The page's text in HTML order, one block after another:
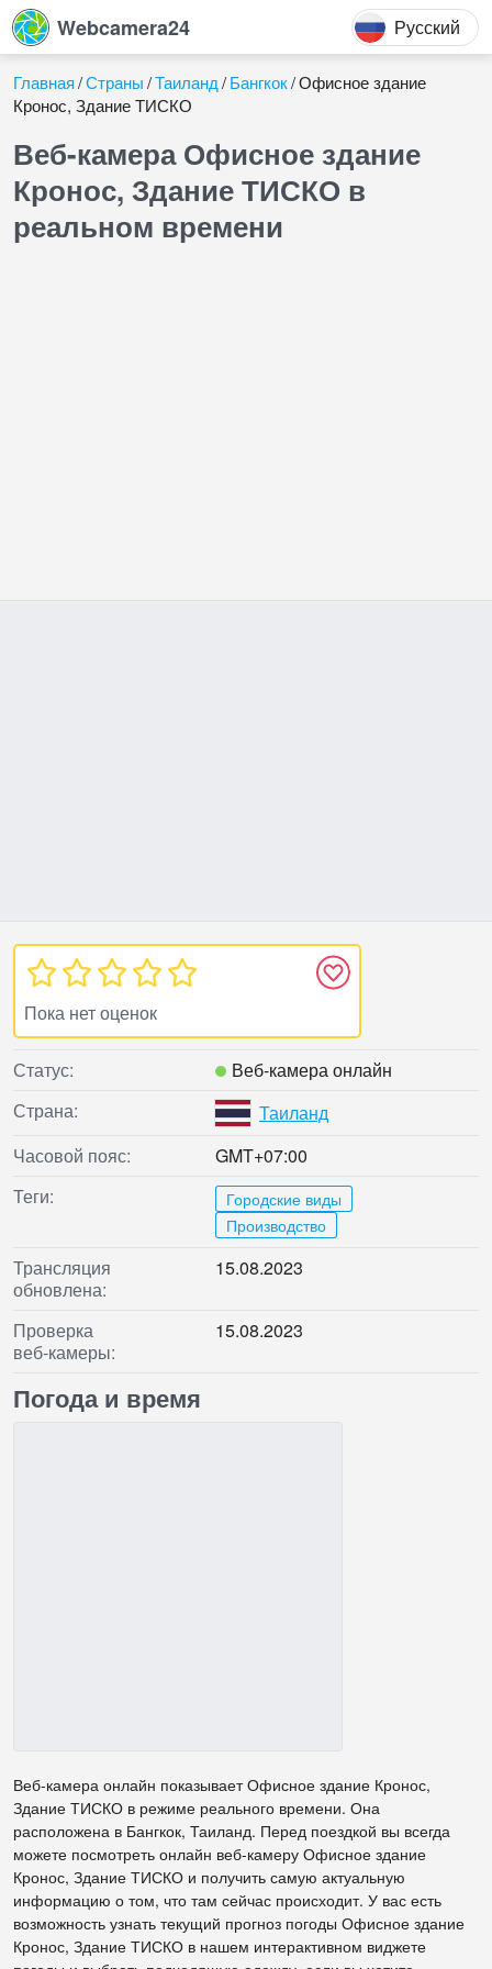
Webcamera24 Русский
Главная Страны Таиланд Бангкок Офисное здание
Кронос, Здание ТИСКО
Веб-камера Офисное здание
Кронос, Здание ТИСКО в
реальном времени
Пока нет оценок
Статус:
Веб‑камера онлайн
Страна:
Таиланд
Часовой пояс:
GMT+07:00
Теги:
Городские виды
Производство
Трансляция
обновлена:
15.08.2023
Проверка
веб‑камеры:
15.08.2023
Погода и время
Веб-камера онлайн показывает Офисное здание Кронос,
Здание ТИСКО в режиме реального времени. Она
расположена в Бангкок, Таиланд. Перед поездкой вы всегда
можете посмотреть онлайн веб-камеру Офисное здание
Кронос, Здание ТИСКО и получить самую актуальную
информацию о том, что там сейчас происходит. У вас есть
возможность узнать текущий прогноз погоды Офисное здание
Кронос, Здание ТИСКО в нашем интерактивном виджете